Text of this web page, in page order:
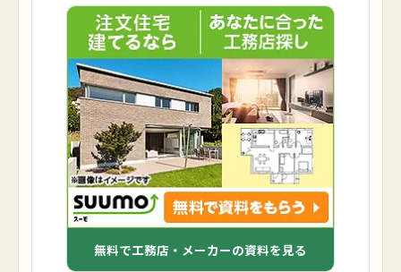
無料で工務店・メーカーの資料を見る